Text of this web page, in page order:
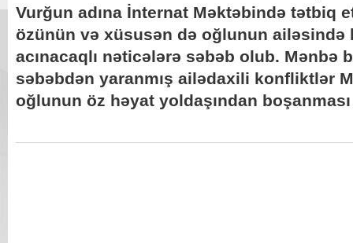
Vurğun adına İnternat Məktəbində tətbiq
özünün və xüsusən də oğlunun ailəsində
acınacaqlı nəticələrə səbəb olub. Mənbə
səbəbdən yaranmış ailədaxili konfliktlər
oğlunun öz həyat yoldaşından